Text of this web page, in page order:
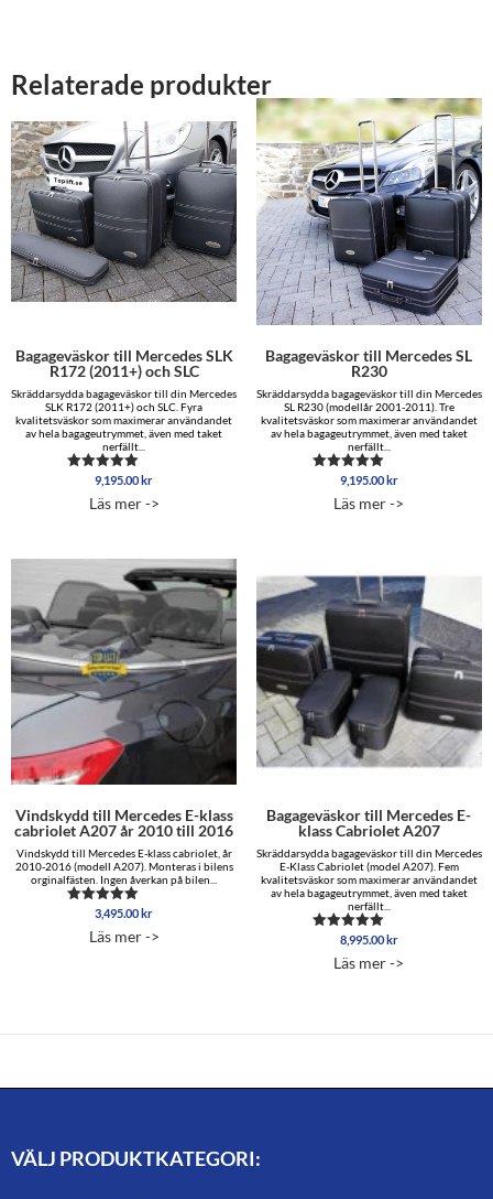
Relaterade produkter
Bagageväskor till Mercedes SLK
R172 (2011+) och SLC
Skräddarsydda bagageväskor till din Mercedes
SLK R172 (2011+) och SLC. Fyra
kvalitetsväskor som maximerar användandet
av hela bagageutrymmet, även med taket
nerfällt...
Betygsatt
av 5
9,195.00kr
Läs mer ->
Bagageväskor till Mercedes SL
R230
Skräddarsydda bagageväskor till din Mercedes
SL R230 (modellår 2001-2011). Tre
kvalitetsväskor som maximerar användandet
av hela bagageutrymmet, även med taket
nerfällt...
Betygsatt
av 5
9,195.00kr
Läs mer ->
Vindskydd till Mercedes E-klass
cabriolet A207 år 2010 till 2016
Vindskydd till Mercedes E-klass cabriolet, år
2010-2016 (modell A207). Monteras i bilens
orginalfästen. Ingen åverkan på bilen...
Betygsatt
av 5
3,495.00 kr
Läs mer ->
Bagageväskor till Mercedes E-
klass Cabriolet A207
Skräddarsydda bagageväskor till din Mercedes
E-Klass Cabriolet (model A207). Fem
kvalitetsväskor som maximerar användandet
av hela bagageutrymmet, även med taket
nerfällt...
Betygsatt
av 5
8,995.00 kr
Läs mer ->
VÄLJ PRODUKTKATEGORI: